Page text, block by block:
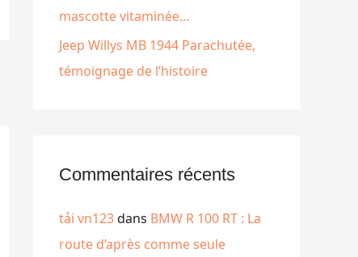
mascotte vitaminée…
Jeep Willys MB 1944 Parachutée,
témoignage de l’histoire
Commentaires récents
tải vn123dans BMW R 100 RT : La
route d’après comme seule